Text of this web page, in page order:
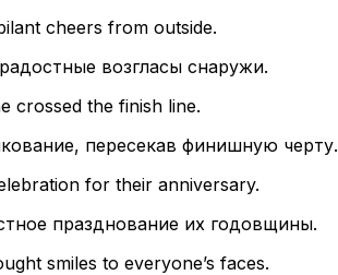
cheers from outside.
возгласы снаружи.
crossed the finish line.
пересекав финишную черту.
for their anniversary.
празднование их годовщины.
smiles to everyone’s faces.